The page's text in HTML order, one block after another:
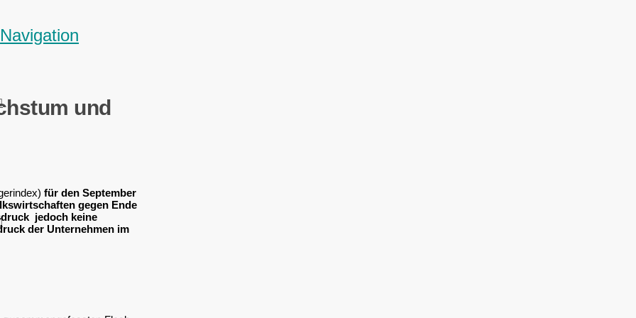
Navigation
und
für den September
gegen Ende
jedoch keine
der Unternehmen im